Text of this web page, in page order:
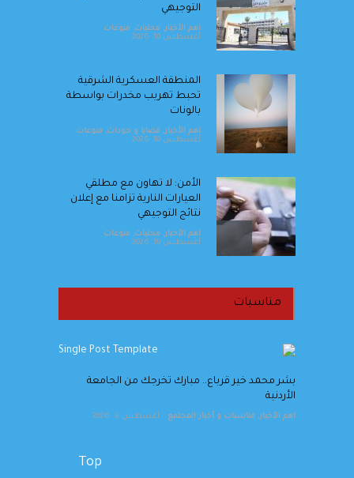
التوجيهي
اهم الأخبار, محليات, منوعات
أغسطس 10, 2026
المنطقة العسكرية الشرقية
تحبط تهريب مخدرات بواسطة
بالونات
اهم الأخبار, قضايا و حوداث, منوعات
أغسطس 10, 2026
الأمن: لا تهاون مع مطلقي
العيارات النارية تزامنا مع إعلان
نتائج التوجيهي
اهم الأخبار, محليات, منوعات
أغسطس 10, 2026
البنك الأردني الكويتي يعلن عن
بنوك أغسطس 10, 2026
زين تُعيد إطلاق خط "بسمة+"
مناسبات
بشر محمد خير قرباع.. مبارك تخرجك من الجامعة
الأردنية
اهم الأخبار, مناسبات و أخبار المجتمع أغسطس 9, 2026
Top